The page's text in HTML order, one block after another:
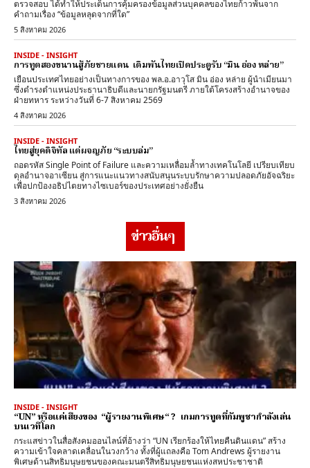
ตรวจสอบ ได้ทำให้ประเด็นการคุ้มครองข้อมูลส่วนบุคคลของไทยก้าวพ้นจาก
คำถามเรื่อง “ข้อมูลหลุดจากที่ใด”
5 สิงหาคม 2026
INSIDE - INSIGHT
การทูตสองขนานสู้ภัยชายแดน เดิมพันไทยเปิดประตูรับ “มิน อ่อง หล่าย”
เยือนประเทศไทยอย่างเป็นทางการของ พล.อ.อาวุโส มิน อ่อง หล่าย ผู้นำเมียนมา
ซึ่งดำรงตำแหน่งประธานาธิบดีและนายกรัฐมนตรี ภายใต้โครงสร้างอำนาจของ
ฝ่ายทหาร ระหว่างวันที่ 6-7 สิงหาคม 2569
4 สิงหาคม 2026
INSIDE - INSIGHT
ไทยสู่ยุคดิจิทัล แต่ผจญภัย “ระบบล่ม”
ถอดรหัส Single Point of Failure และความเหลื่อมล้ำทางเทคโนโลยี เปรียบเทียบ
ดุลอำนาจอาเซียน สู่การแนะแนวทางสนับสนุนระบบรักษาความปลอดภัยอัจฉริยะ
เพื่อปกป้องอธิปไตยทางไซเบอร์ของประเทศอย่างยั่งยืน
3 สิงหาคม 2026
ข่าวอื่นๆ
INSIDE - INSIGHT
“UN” หรือแค่เสียงของ “ผู้รายงานพิเศษ“ ? เกมการทูตที่กัมพูชากำลังเล่น
บนเวทีโลก
กระแสข่าวในสื่อสังคมออนไลน์ที่อ้างว่า “UN เรียกร้องให้ไทยคืนดินแดน” สร้าง
ความเข้าใจคลาดเคลื่อนในวงกว้าง ทั้งที่ผู้แถลงคือ Tom Andrews ผู้รายงาน
พิเศษด้านสิทธิมนุษยชนของคณะมนตรีสิทธิมนุษยชนแห่งสหประชาชาติ